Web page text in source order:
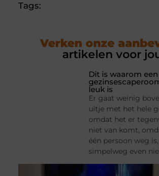
Tags:
Verken onze
artikelen voor
Dit is waarom een
leuk is
Er gaat weinig
uitje met het hele
omdat het er
niet van komt,
één persoon weg
simpelweg even